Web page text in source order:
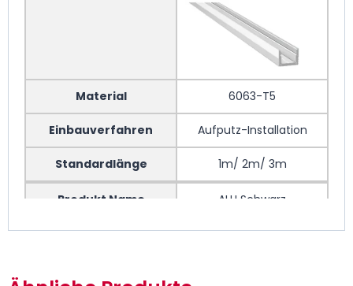
Material 6063-T5
Einbauverfahren Aufputz-Installation
Standardlänge 1m/ 2m/ 3m
Produkt Name ALU Schwarz